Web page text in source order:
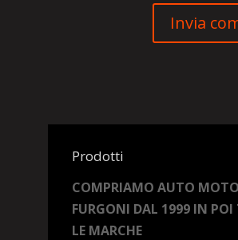
Prodotti
COMPRIAMO AUTO MOTO
FURGONI DAL 1999 IN POI
LE MARCHE